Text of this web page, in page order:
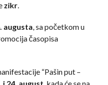
zikr.
augusta, sa početkom u
časopisa
“Pašin put –